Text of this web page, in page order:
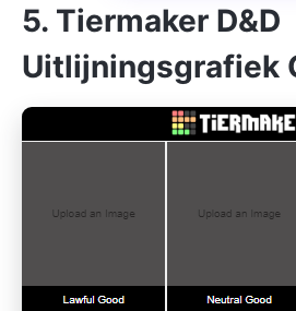
5. Tiermaker D&D
Uitlijningsgrafiek